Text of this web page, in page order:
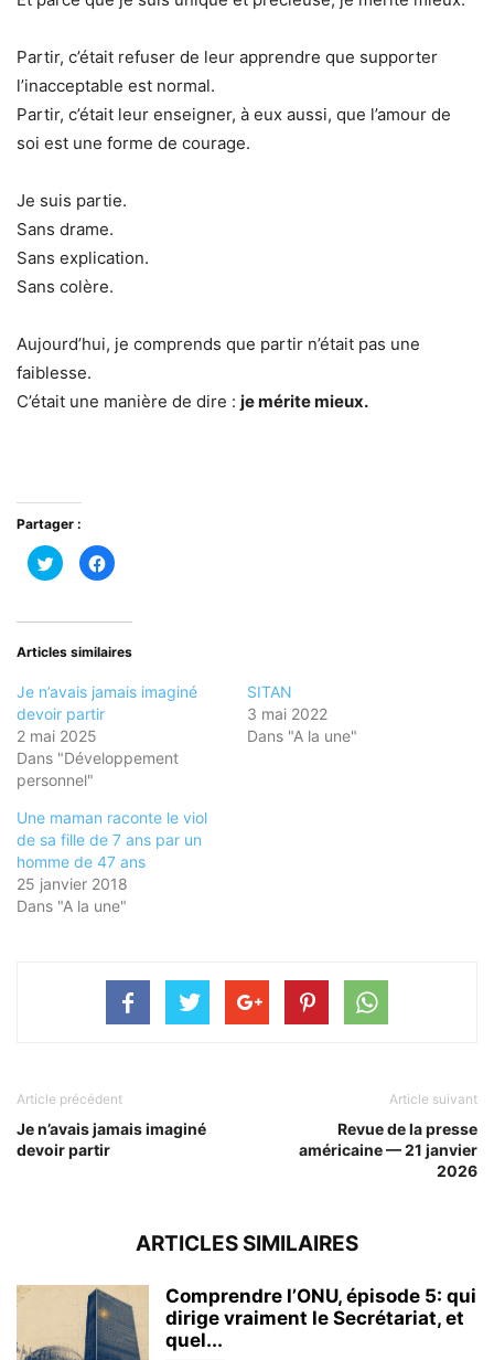
Partir, c’était refuser de leur apprendre que supporter
l’inacceptable est normal.
Partir, c’était leur enseigner, à eux aussi, que l’amour de
soi est une forme de courage.
Je suis partie.
Sans drame.
Sans explication.
Sans colère.
Aujourd’hui, je comprends que partir n’était pas une
faiblesse.
C’était une manière de dire : je mérite mieux.
Partager :
Cliquez
pour
partager
dans
nouvelle
Cliquez
pour
dans
nouvelle
Articles similaires
Je n’avais jamais imaginé
devoir partir
2 mai 2025
Dans "Développement
personnel"
SITAN
3 mai 2022
Dans "A la une"
Une maman raconte le viol
de sa fille de 7 ans par un
homme de 47 ans
25 janvier 2018
Dans "A la une"
Article précédent
Je n’avais jamais imaginé
devoir partir
Article suivant
️ Revue de la presse
américaine — 21 janvier
2026
ARTICLES SIMILAIRES
Comprendre l’ONU, épisode 5: qui
dirige vraiment le Secrétariat, et
quel...